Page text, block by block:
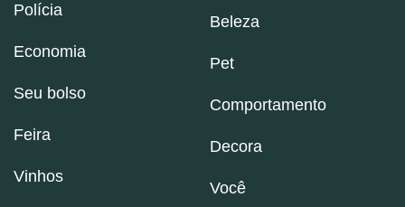
Polícia
Economia
Seu bolso
Feira
Vinhos
Beleza
Pet
Comportamento
Decora
Você